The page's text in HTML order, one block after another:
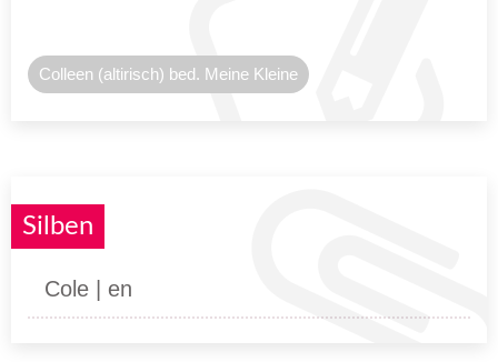
Colleen (altirisch) bed. Meine Kleine
Silben
Cole | en